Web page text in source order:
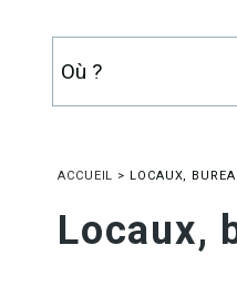
ACCUEIL > LOCAUX,
Locaux,